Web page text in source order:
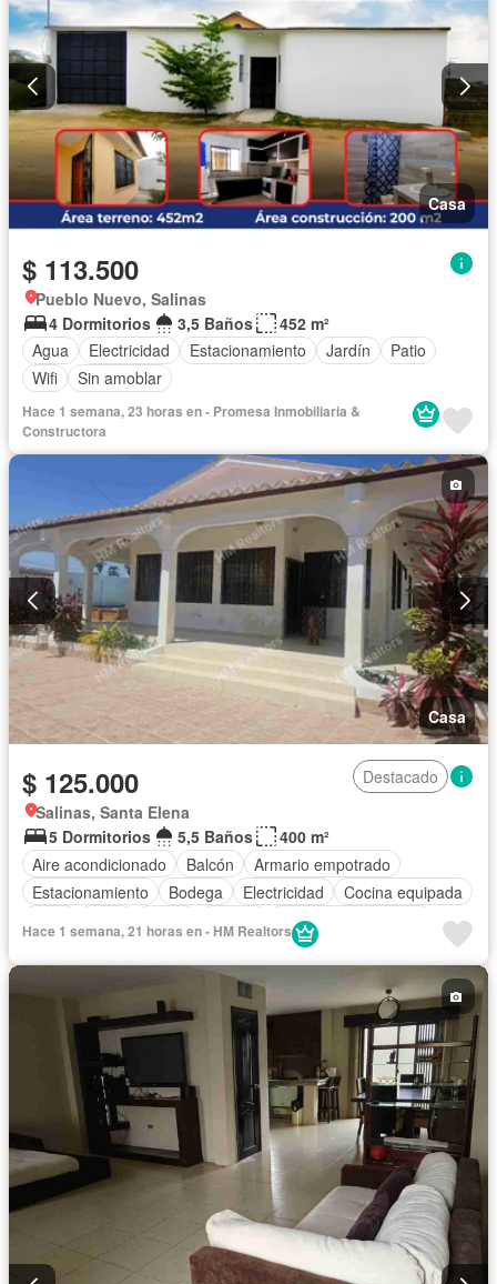
Casa
$ 113.500
Pueblo Nuevo, Salinas
4 Dormitorios
3,5 Baños
452 m²
Agua
Electricidad Estacionamiento Jardín
Patio
Wifi
Sin amoblar
Hace 1 semana, 23 horas en - Promesa Inmobiliaria &
Constructora
Casa
$ 125.000
Destacado
Salinas, Santa Elena
5 Dormitorios
5,5 Baños
400 m²
Aire acondicionado
Balcón
Armario empotrado
Estacionamiento
Bodega Electricidad
Cocina equipada
Garita de guardianía
Hace 1 semana, 21 horas en - HM Realtors